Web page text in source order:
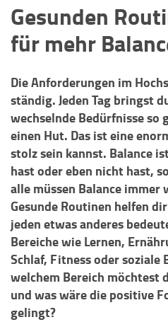
Gesunden
für mehr
Die Anforderungen im
ständig. Jeden Tag bringst
wechselnde Bedürfnisse
einen Hut. Das ist eine
stolz sein kannst. Balance
hast oder eben nicht hast,
alle müssen Balance immer
Gesunde Routinen helfen
jeden etwas anderes
Bereiche wie Lernen,
Schlaf, Fitness oder soziale
welchem Bereich möchtest
und was wäre die positive
gelingt?